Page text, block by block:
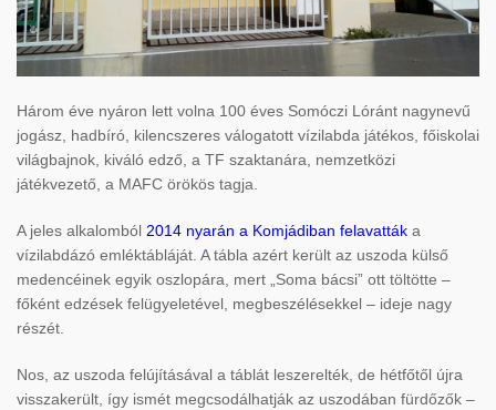
Három éve nyáron lett volna 100 éves Somóczi Lóránt nagynevű
jogász, hadbíró, kilencszeres válogatott vízilabda játékos, főiskolai
világbajnok, kiváló edző, a TF szaktanára, nemzetközi
játékvezető, a MAFC örökös tagja.
A jeles alkalomból 2014 nyarán a Komjádiban felavatták a
vízilabdázó emléktábláját. A tábla azért került az uszoda külső
medencéinek egyik oszlopára, mert „Soma bácsi” ott töltötte –
főként edzések felügyeletével, megbeszélésekkel – ideje nagy
részét.
Nos, az uszoda felújításával a táblát leszerelték, de hétfőtől újra
visszakerült, így ismét megcsodálhatják az uszodában fürdőzők –